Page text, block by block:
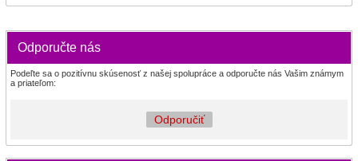
Odporučte nás
Podeľte sa o pozitívnu skúsenosť z našej spolupráce a odporučte nás Vašim známym
a priateľom:
Odporučiť